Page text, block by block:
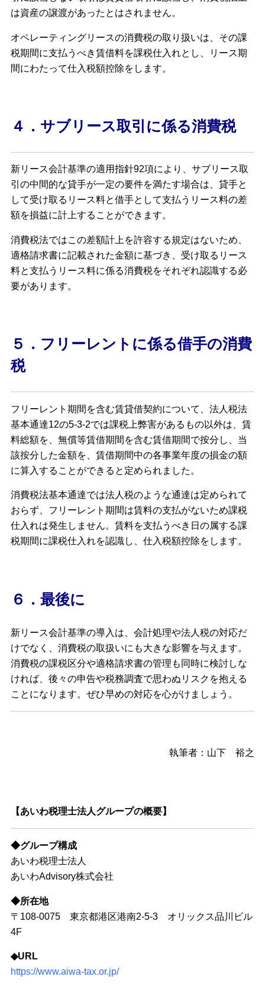
は資産の譲渡があったとはされません。
オペレーティングリースの消費税の取り扱いは、その課
税期間に支払うべき賃借料を課税仕入れとし、リース期
間にわたって仕入税額控除をします。
４．サブリース取引に係る消費税
新リース会計基準の適用指針92項により、サブリース取
引の中間的な貸手が一定の要件を満たす場合は、貸手と
して受け取るリース料と借手として支払うリース料の差
額を損益に計上することができます。
消費税法ではこの差額計上を許容する規定はないため、
適格請求書に記載された金額に基づき、受け取るリース
料と支払うリース料に係る消費税をそれぞれ認識する必
要があります。
５．フリーレントに係る借手の消費
税
フリーレント期間を含む賃貸借契約について、法人税法
基本通達12の5-3-2では課税上弊害があるもの以外は、賃
料総額を、無償等賃借期間を含む賃借期間で按分し、当
該按分した金額を、賃借期間中の各事業年度の損金の額
に算入することができると定められました。
消費税法基本通達では法人税のような通達は定められて
おらず、フリーレント期間は賃料の支払がないため課税
仕入れは発生しません。賃料を支払うべき日の属する課
税期間に課税仕入れを認識し、仕入税額控除をします。
６．最後に
新リース会計基準の導入は、会計処理や法人税の対応だ
けでなく、消費税の取扱いにも大きな影響を与えます。
消費税の課税区分や適格請求書の管理も同時に検討しな
ければ、後々の申告や税務調査で思わぬリスクを抱える
ことになります。ぜひ早めの対応を心がけましょう。
執筆者：山下 裕之
【あいわ税理士法人グループの概要】
◆グループ構成
あいわ税理士法人
あいわAdvisory株式会社
◆所在地
〒108-0075 東京都港区港南2-5-3 オリックス品川ビル
4F
◆URL
https://www.aiwa-tax.or.jp/